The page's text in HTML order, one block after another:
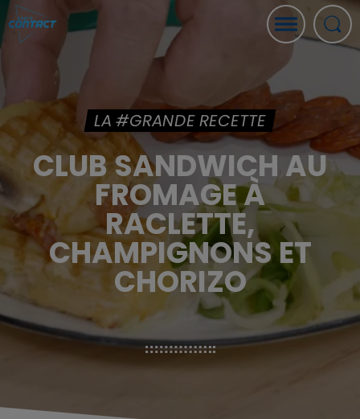
LA #GRANDE RECETTE
CLUB SANDWICH AU
FROMAGE À
RACLETTE,
CHAMPIGNONS ET
CHORIZO